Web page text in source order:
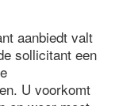
aanbiedt valt
sollicitant een
U voorkomt